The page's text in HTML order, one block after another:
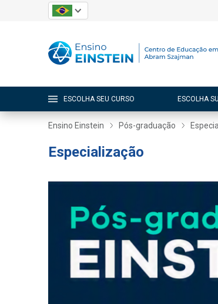
ESCOLHA SEU CURSO ESCOLHA
Ensino Einstein Pós-graduação
Especialização